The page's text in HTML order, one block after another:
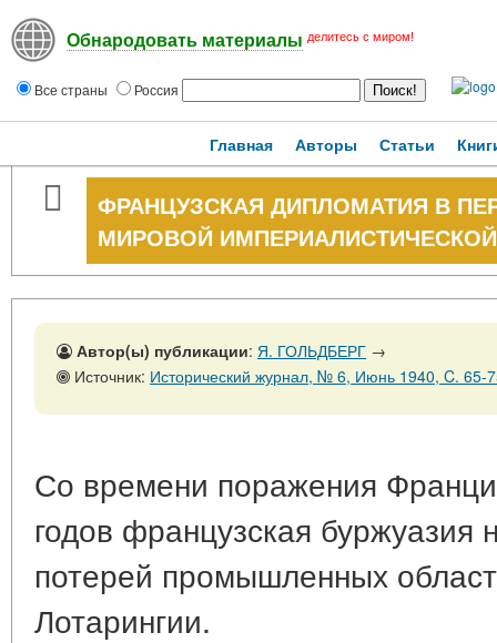
Обнародовать материалы делитесь с миром!
Все страны Россия
Главная Авторы Статьи
ФРАНЦУЗСКАЯ ДИПЛОМАТИЯ В
МИРОВОЙ
Автор(ы) публикации: Я. ГОЛЬДБЕРГ →
Источник: Исторический журнал, № 6, Июнь 1940, C. 65-
Со времени поражения
годов французская буржуазия
потерей промышленных
Лотарингии.